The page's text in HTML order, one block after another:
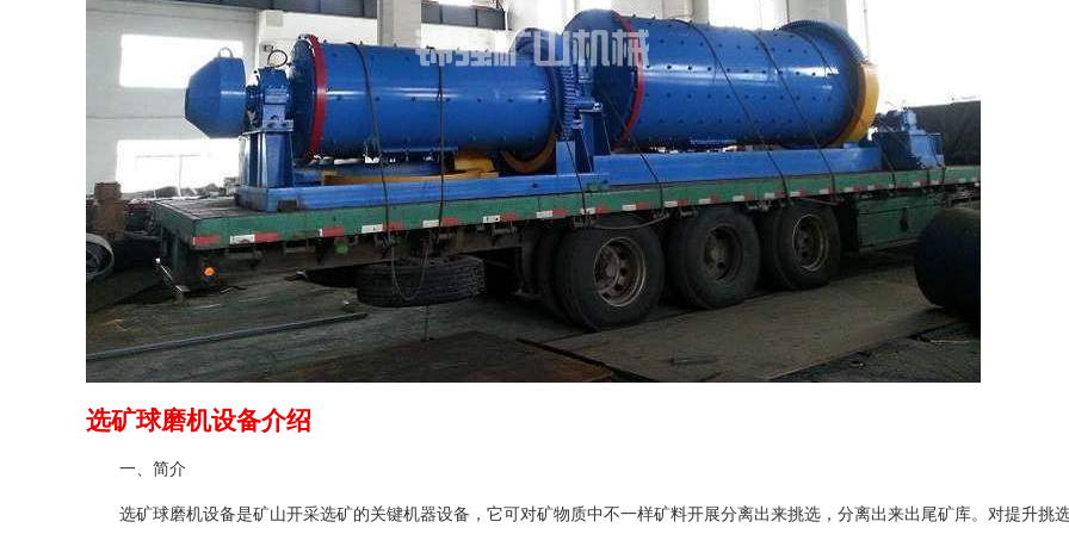
选矿球磨机设备介绍
一、简介
选矿球磨机设备是矿山开采选矿的关键机器设备，它可对矿物质中不一样矿料开展分离出来挑选，分离出来出尾矿库。对提升挑